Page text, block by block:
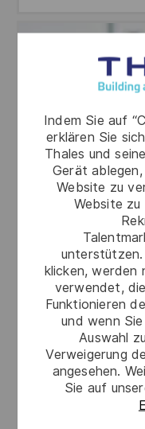
Indem Sie auf
erklären Sie
Thales und
Gerät
Website zu
Website zu
unterstützen.
klicken, werden
verwendet,
Funktionieren
und wenn
Auswahl
Verweigerung
angesehen.
Sie auf
Menschen
Werden Sie Teil
sowohl unsere
als auch unsere
unterstützt.